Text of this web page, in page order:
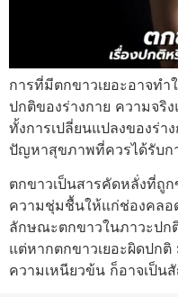
การที่มีตกขาวเยอะอาจทำ
ปกติของร่างกาย ความจริ
ทั้งการเปลี่ยนแปลงของร่า
ปัญหาสุขภาพที่ควรได้รับก
ตกขาวเป็นสารคัดหลั่งที่ถู
ความชุ่มชื้นให้แก่ช่องคลอ
ลักษณะตกขาวในภาวะปก
แต่หากตกขาวเยอะผิดปก
ความเหนียวข้น ก็อาจเป็